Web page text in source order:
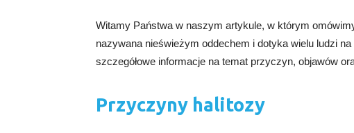
Witamy Państwa w naszym artykule, w którym
nazywana nieświeżym oddechem i dotyka wielu ludzi
szczegółowe informacje na temat przyczyn, objawów
Przyczyny halitozy